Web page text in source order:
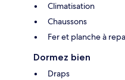
Climatisation
Chaussons
Fer et planche à
Dormez bien
Draps